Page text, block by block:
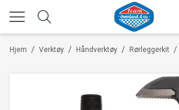
/
Hjem /
Verktøy /
Håndverktøy /
Rørleggerkit